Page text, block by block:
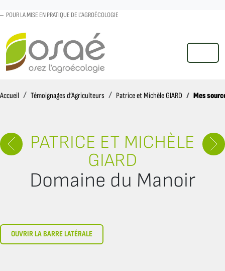
POUR LA MISE EN PRATIQUE DE L'AGROÉCOLOGIE
MENU
Accueil AccueilTémoignages d’Agriculteurs Patrice et Michèle GIARD Mes
PATRICE ET MICHÈLE
GIARD
Domaine du Manoir
OUVRIR LA BARRE LATÉRALE